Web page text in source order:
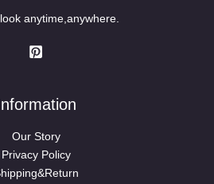
anytime,anywhere.
Our Story
Privacy Policy